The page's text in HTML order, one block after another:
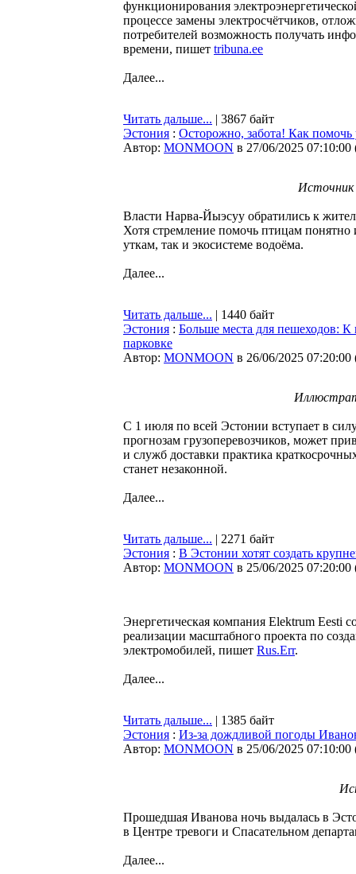
функционирования
процессе замены электросчётчиков,
потребителей возможность получать
времени, пишет tribuna.ee
Далее...
Читать дальше... | 3867 байт
Эстония : Осторожно, забота! Как помочь
Автор: MONMOON в 27/06/2025 07:10:00
Источник
Власти Нарва-Йыэсуу обратились к
Хотя стремление помочь птицам
уткам, так и экосистеме водоёма.
Далее...
Читать дальше... | 1440 байт
Эстония : Больше места для пешеходов: К
парковке
Автор: MONMOON в 26/06/2025 07:20:00
С 1 июля по всей Эстонии вступает в
прогнозам грузоперевозчиков, может
и служб доставки практика
станет незаконной.
Далее...
Читать дальше... | 2271 байт
Эстония : В Эстонии хотят создать
Автор: MONMOON в 25/06/2025 07:20:00
Энергетическая компания Elektrum Eesti
реализации масштабного проекта по
электромобилей, пишет Rus.Err.
Далее...
Читать дальше... | 1385 байт
Эстония : Из-за дождливой погоды
Автор: MONMOON в 25/06/2025 07:10:00
Прошедшая Иванова ночь выдалась в
в Центре тревоги и Спасательном
Далее...